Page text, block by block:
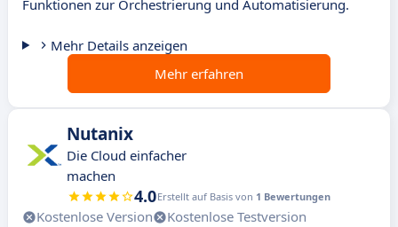
Funktionen zur Orchestrierung und Automatisierung.
Mehr Details anzeigen
Mehr erfahren
Nutanix
Die Cloud einfacher
machen
4.0Erstellt auf Basis von 1 Bewertungen
Kostenlose Version
Kostenlose Testversion